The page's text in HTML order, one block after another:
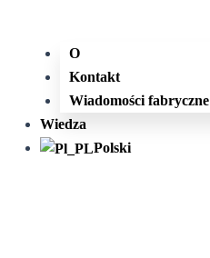
O
Kontakt
Wiadomości fabryczne
Wiedza
Polski